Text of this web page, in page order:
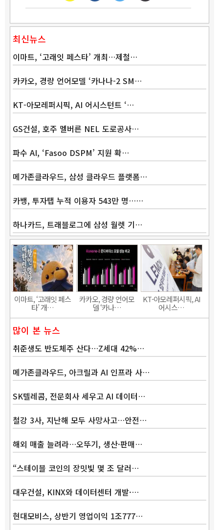
최신뉴스
이마트, ‘고래잇 페스타’ 개최…제철…
카카오, 경량 언어모델 ‘카나나-2 SM…
KT-아모레퍼시픽, AI 어시스턴트 ‘…
GS건설, 호주 멜버른 NEL 도로공사…
파수 AI, ‘Fasoo DSPM’ 지원 확…
메가존클라우드, 삼성 클라우드 플랫폼…
카뱅, 투자탭 누적 이용자 543만 명……
하나카드, 트래블로그에 삼성 월렛 기…
이마트, ‘고래잇 페스
타’ 개…
카카오, 경량 언어모
델 ‘카나…
KT-아모레퍼시픽, AI
어시스…
많이 본 뉴스
취준생도 반도체주 산다…Z세대 42%…
메가존클라우드, 아크릴과 AI 인프라 사…
SK텔레콤, 전문회사 세우고 AI 데이터…
철강 3사, 지난해 모두 사망사고…안전…
해외 매출 늘려라…오뚜기, 생산·판매…
“스테이블 코인의 장밋빛 몇 조 달러…
대우건설, KINX와 데이터센터 개발·…
현대모비스, 상반기 영업이익 1조777…